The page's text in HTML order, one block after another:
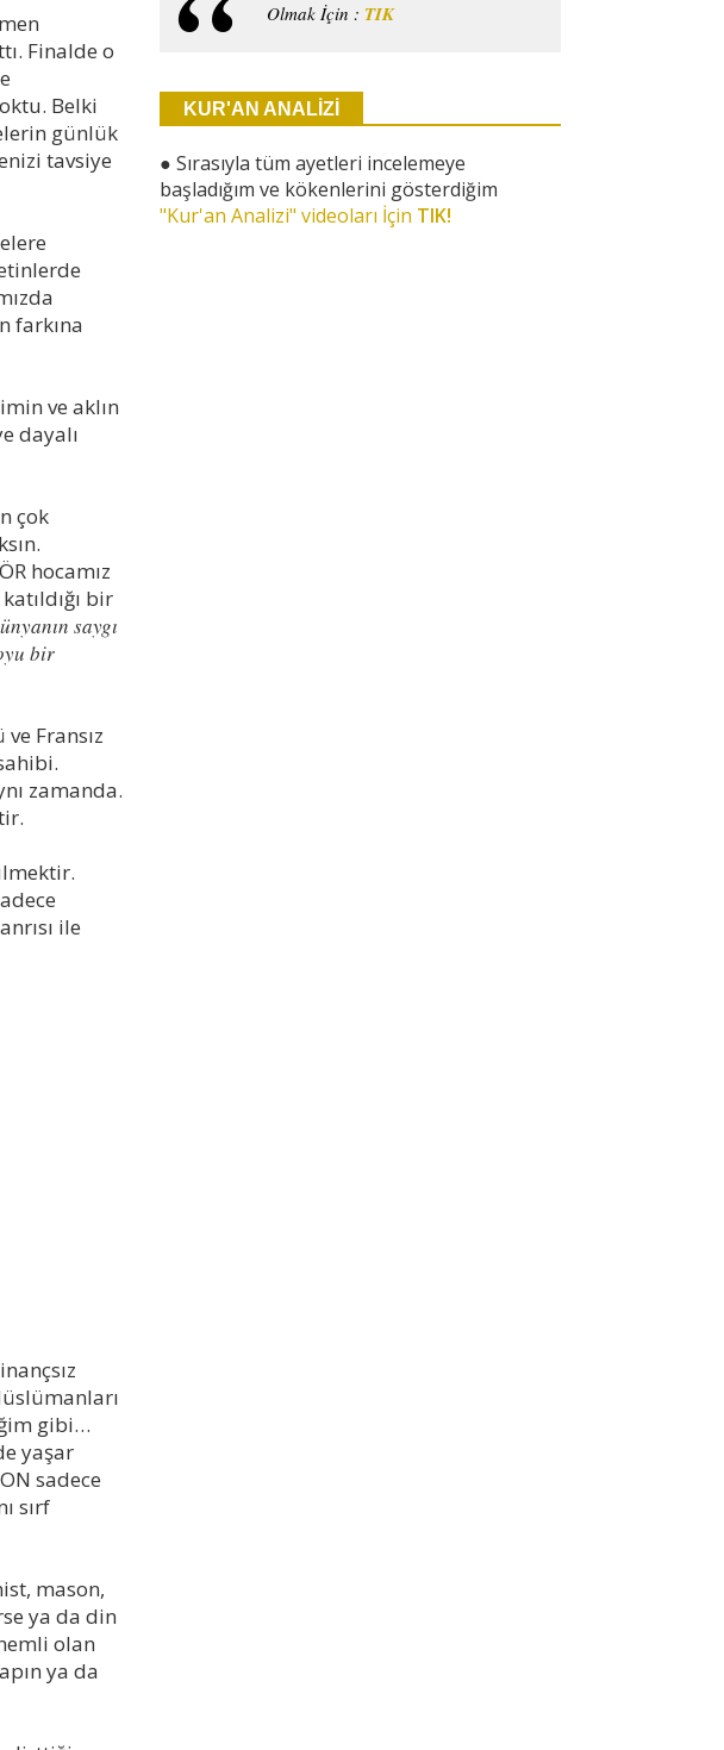
Finalde o
Belki
günlük
tavsiye
farkına
ve aklın
dayalı
çok
hocamız
bir
saygı
bir
Fransız
zamanda.
ile
gibi…
yaşar
sadece
sırf
mason,
ya da din
olan
ya da
Olmak İçin : TIK
KUR'AN ANALİZİ
●Sırasıyla tüm ayetleri incelemeye
başladığım ve kökenlerini gösterdiğim
"Kur'an Analizi" videoları İçin TIK!